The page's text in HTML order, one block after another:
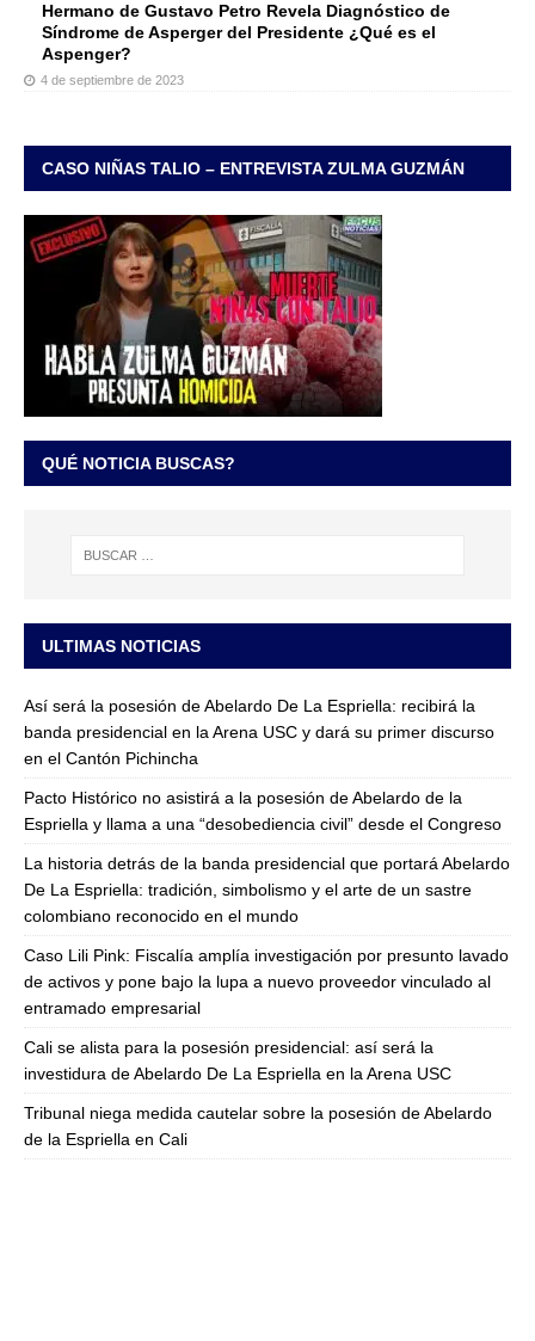
Hermano de Gustavo Petro Revela Diagnóstico de
Síndrome de Asperger del Presidente ¿Qué es el
Aspenger?
4 de septiembre de 2023
CASO NIÑAS TALIO – ENTREVISTA ZULMA GUZMÁN
QUÉ NOTICIA BUSCAS?
ULTIMAS NOTICIAS
Así será la posesión de Abelardo De La Espriella: recibirá la
banda presidencial en la Arena USC y dará su primer discurso
en el Cantón Pichincha
Pacto Histórico no asistirá a la posesión de Abelardo de la
Espriella y llama a una “desobediencia civil” desde el Congreso
La historia detrás de la banda presidencial que portará Abelardo
De La Espriella: tradición, simbolismo y el arte de un sastre
colombiano reconocido en el mundo
Caso Lili Pink: Fiscalía amplía investigación por presunto lavado
de activos y pone bajo la lupa a nuevo proveedor vinculado al
entramado empresarial
Cali se alista para la posesión presidencial: así será la
investidura de Abelardo De La Espriella en la Arena USC
Tribunal niega medida cautelar sobre la posesión de Abelardo
de la Espriella en Cali